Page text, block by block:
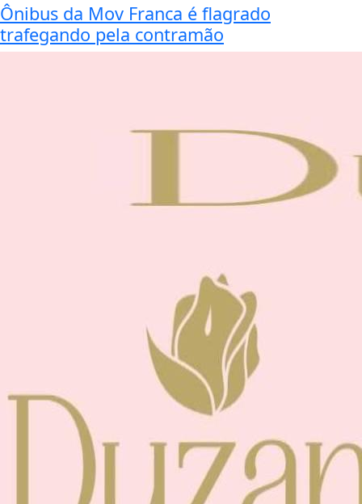
Ônibus da Mov Franca é flagrado
trafegando pela contramão